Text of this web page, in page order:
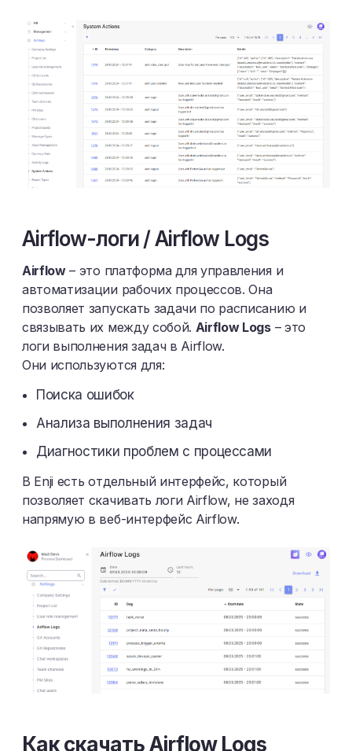
Airflow-логи / Airflow Logs
Airflow– это платформа для управления и
автоматизации рабочих процессов. Она
позволяет запускать задачи по расписанию и
связывать их между собой. Airflow Logs– это
логи выполнения задач в Airflow.
Они используются для:
Поиска ошибок
Анализа выполнения задач
Диагностики проблем с процессами
В Enji есть отдельный интерфейс, который
позволяет скачивать логи Airflow, не заходя
напрямую в веб-интерфейс Airflow.
Как скачать Airflow Logs